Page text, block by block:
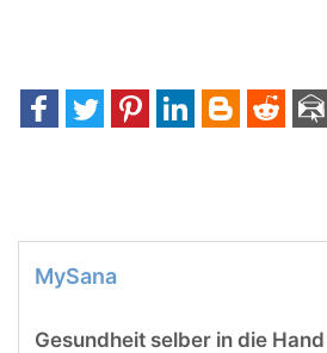
MySana
Gesundheit selber in die